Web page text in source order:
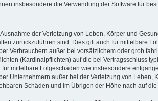
insbesondere die Verwendung der Software für
der Verletzung von Leben, Körper und
zurückzuführen sind. Dies gilt auch für mittelbare
Verbrauchern außer bei vorsätzlichem oder grob
(Kardinalpflichten) auf die bei Vertragsschluss
mittelbare Folgeschäden wie insbesondere
Unternehmern außer bei der Verletzung von
Schäden und im Übrigen der Höhe nach auf